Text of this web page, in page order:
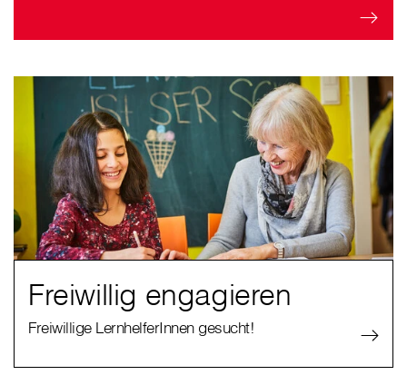
Freiwillig engagieren
Freiwillige LernhelferInnen gesucht!